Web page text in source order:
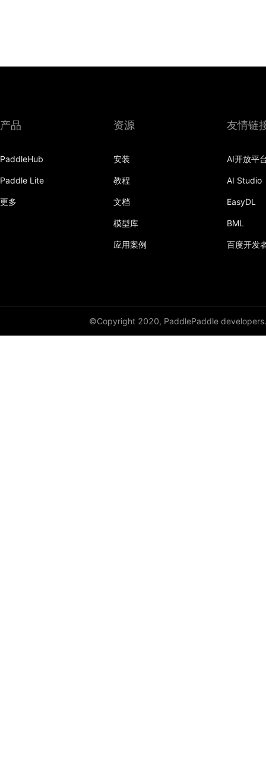
产品
PaddleHub
Paddle Lite
更多
资源
安装
教程
文档
模型库
应用案例
友情链
AI开放平
AI Studio
EasyDL
BML
百度开发
©Copyright 2020, PaddlePaddle developers.